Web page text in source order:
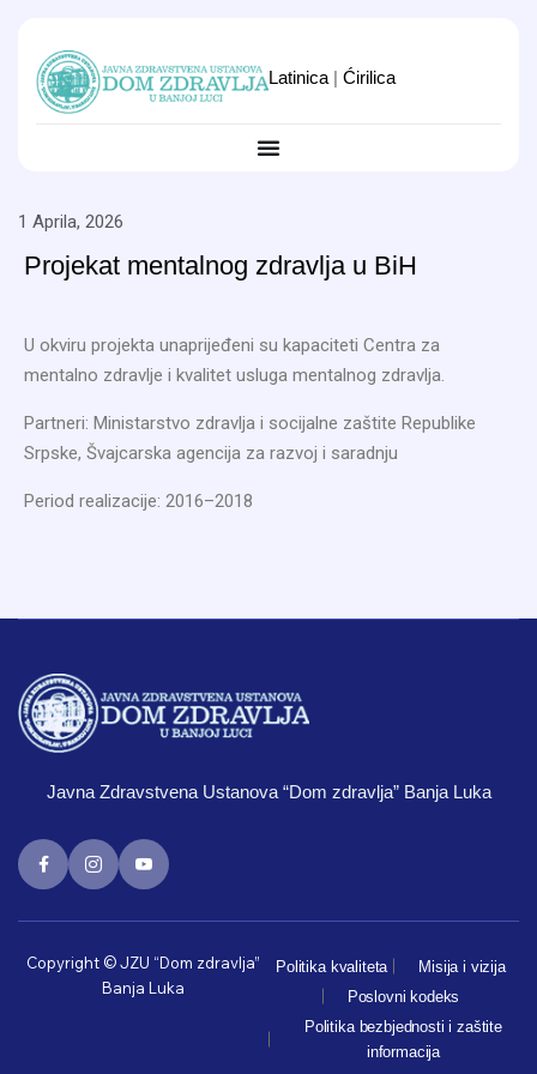
Latinica | Ćirilica
1 Aprila, 2026
Projekat mentalnog zdravlja u BiH
U okviru projekta unaprijeđeni su kapaciteti Centra za
mentalno zdravlje i kvalitet usluga mentalnog zdravlja.
Partneri: Ministarstvo zdravlja i socijalne zaštite Republike
Srpske, Švajcarska agencija za razvoj i saradnju
Period realizacije: 2016–2018
Javna Zdravstvena Ustanova “Dom zdravlja” Banja Luka
Copyright © JZU “Dom zdravlja”
Banja Luka
Politika kvaliteta
Misija i vizija
Poslovni kodeks
Politika bezbjednosti i zaštite
informacija